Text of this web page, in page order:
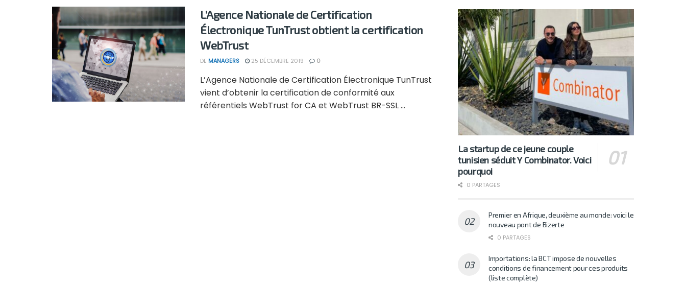
L’Agence Nationale de Certification
Électronique TunTrust obtient la certification
WebTrust
DE MANAGERS 25 DÉCEMBRE 2019 0
L’Agence Nationale de Certification Électronique TunTrust
vient d’obtenir la certification de conformité aux
référentiels WebTrust for CA et WebTrust BR-SSL ...
La startup de ce jeune couple
tunisien séduit Y Combinator. Voici
pourquoi
0 PARTAGES
Premier en Afrique, deuxième au monde: voici le
nouveau pont de Bizerte
0 PARTAGES
Importations: la BCT impose de nouvelles
conditions de financement pour ces produits
(liste complète)